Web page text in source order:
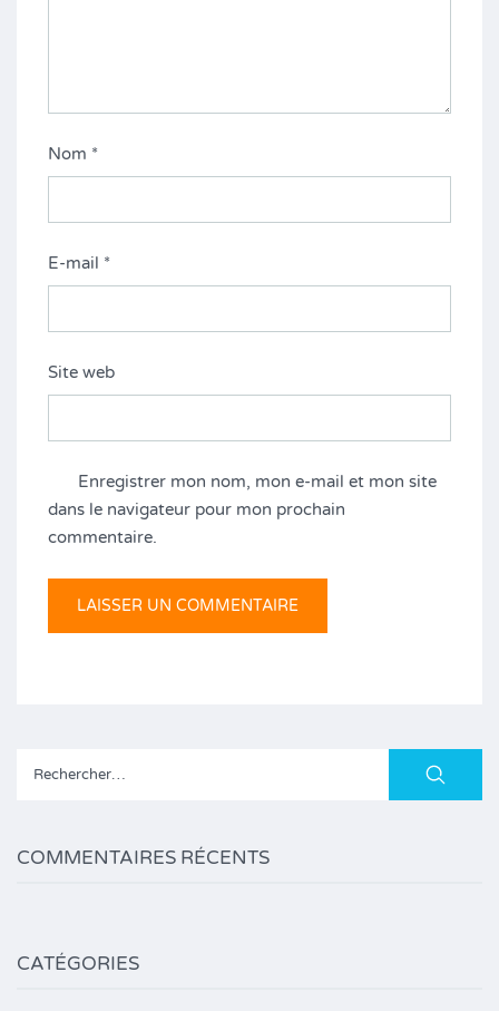
Nom *
E-mail *
Site web
Enregistrer mon nom, mon e-mail et mon site
dans le navigateur pour mon prochain
commentaire.
Rechercher :
COMMENTAIRES RÉCENTS
CATÉGORIES